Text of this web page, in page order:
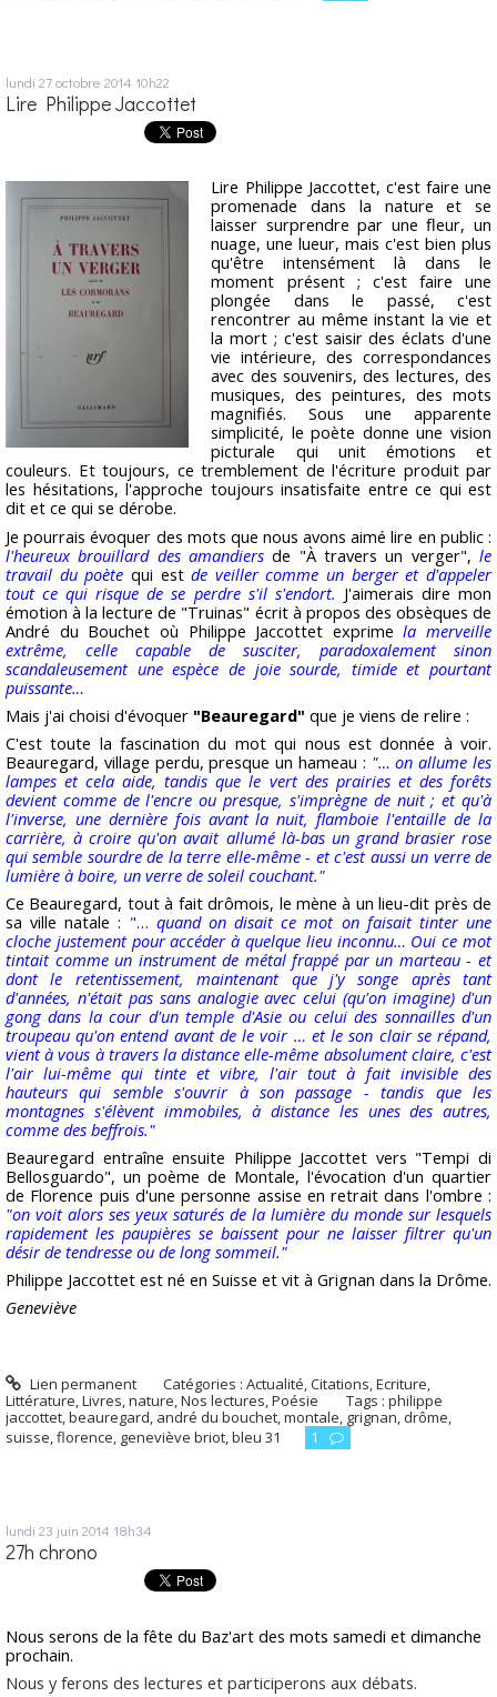
lundi 27octobre 2014 10h22
Lire Philippe Jaccottet
Lire Philippe Jaccottet, c'est faire une
promenade dans la nature et se
laisser surprendre par une fleur, un
nuage, une lueur, mais c'est bien plus
qu'être intensément là dans le
moment présent ; c'est faire une
plongée dans le passé, c'est
rencontrer au même instant la vie et
la mort ; c'est saisir des éclats d'une
vie intérieure, des correspondances
avec des souvenirs, des lectures, des
musiques, des peintures, des mots
magnifiés. Sous une apparente
simplicité, le poète donne une vision
picturale qui unit émotions et
couleurs. Et toujours, ce tremblement de l'écriture produit par
les hésitations, l'approche toujours insatisfaite entre ce qui est
dit et ce qui se dérobe.
Je pourrais évoquer des mots que nous avons aimé lire en public :
l'heureux brouillard des amandiers de "À travers un verger", le
travail du poète qui estde veiller comme un berger et d'appeler
tout ce qui risque de se perdre s'il s'endort. J'aimerais dire mon
émotion à la lecture de "Truinas" écrit à propos des obsèques de
André du Bouchet où Philippe Jaccottet exprimela merveille
extrême, celle capable de susciter, paradoxalement sinon
scandaleusement une espèce de joie sourde, timide et pourtant
puissante…
Mais j'ai choisi d'évoquer "Beauregard" que je viens de relire :
C'est toute la fascination du mot qui nous est donnée à voir.
Beauregard, village perdu, presque un hameau : "… on allume les
lampes et cela aide, tandis que le vert des prairies et des forêts
devient comme de l'encre ou presque, s'imprègne de nuit ; et qu'à
l'inverse, une dernière fois avant la nuit, flamboie l'entaille de la
carrière, à croire qu'on avait allumé là-bas un grand brasier rose
qui semble sourdre de la terre elle-même - et c'est aussi un verre de
lumière à boire, un verre de soleil couchant."
Ce Beauregard, tout à fait drômois, le mène à un lieu-dit près de
sa ville natale: "… quand on disait ce mot on faisait tinter une
cloche justement pour accéder à quelque lieu inconnu… Oui ce mot
tintait comme un instrument de métal frappé par un marteau - et
dont le retentissement, maintenant que j'y songe après tant
d'années, n'était pas sans analogie avec celui (qu'on imagine) d'un
gong dans la cour d'un temple d'Asie ou celui des sonnailles d'un
troupeau qu'on entend avant de le voir … et le son clair se répand,
vient à vous à travers la distance elle-même absolument claire, c'est
l'air lui-même qui tinte et vibre, l'air tout à fait invisible des
hauteurs qui semble s'ouvrir à son passage - tandis que les
montagnes s'élèvent immobiles, à distance les unes des autres,
comme des beffrois."
Beauregard entraîne ensuite Philippe Jaccottet vers "Tempi di
Bellosguardo", un poème de Montale, l'évocation d'un quartier
de Florence puis d'une personne assise en retrait dans l'ombre :
"on voit alors ses yeux saturés de la lumière du monde sur lesquels
rapidement les paupières se baissent pour ne laisser filtrer qu'un
désir de tendresse ou de long sommeil."
Philippe Jaccottet est né en Suisse et vit à Grignan dans la Drôme.
Geneviève
Lien permanent Catégories :Actualité,Citations,Ecriture,
Littérature,Livres,nature,Nos lectures,Poésie Tags : philippe
jaccottet,beauregard, andré du bouchet,montale, grignan, drôme,
suisse,florence, geneviève briot,bleu 31 1
lundi 23 juin 2014 18h34
27h chrono
Nous serons de la fête du Baz'art des mots samedi et dimanche
prochain.
Nous y ferons des lectures et participerons aux débats.